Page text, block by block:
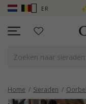
- KLIK HIER
Home Sieraden